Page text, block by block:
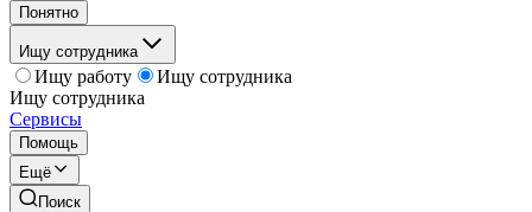
Понятно
Ищу сотрудника
Ищу работу
Ищу сотрудника
Ищу сотрудника
Сервисы
Помощь
Ещё
Поиск